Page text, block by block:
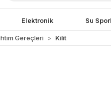
Elektronik Su
Gereçleri Kilit